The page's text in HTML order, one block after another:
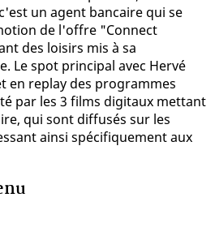
un agent bancaire qui se
de l'offre "Connect
des loisirs mis à sa
Le spot principal avec Hervé
en replay des programmes
par les 3 films digitaux mettant
qui sont diffusés sur les
ainsi spécifiquement aux